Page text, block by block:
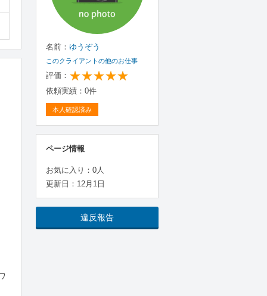
名前： ゆうぞう
このクライアントの他のお仕事
評価：
依頼実績：0件
本人確認済み
ページ情報
お気に入り：0人
更新日：12月1日
違反報告